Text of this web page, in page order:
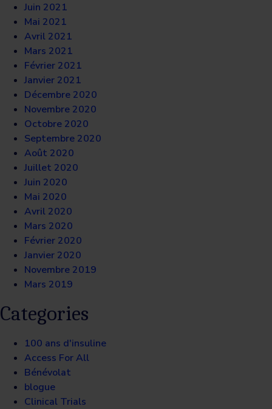
Juin 2021
Mai 2021
Avril 2021
Mars 2021
Février 2021
Janvier 2021
Décembre 2020
Novembre 2020
Octobre 2020
Septembre 2020
Août 2020
Juillet 2020
Juin 2020
Mai 2020
Avril 2020
Mars 2020
Février 2020
Janvier 2020
Novembre 2019
Mars 2019
Categories
100 ans d'insuline
Access For All
Bénévolat
blogue
Clinical Trials